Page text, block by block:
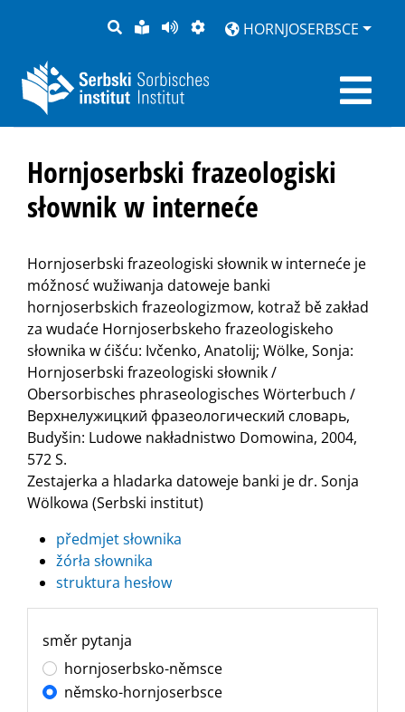
PYTANJE
LOCHKA
RĚČ
STRONU
PŘEDČITAĆ
ZWOBRAZNJENJE
HORNJOSERBSCE
Hornjoserbski frazeologiski
słownik w interneće
Hornjoserbski frazeologiski słownik w interneće je
móžnosć wužiwanja datoweje banki
hornjoserbskich frazeologizmow, kotraž bě zakład
za wudaće Hornjoserbskeho frazeologiskeho
słownika w ćišću: Ivčenko, Anatolij; Wölke, Sonja:
Hornjoserbski frazeologiski słownik /
Obersorbisches phraseologisches Wörterbuch /
Верхнелужицкий фразеологический словарь,
Budyšin: Ludowe nakładnistwo Domowina, 2004,
572 S.
Zestajerka a hladarka datoweje banki je dr. Sonja
Wölkowa (Serbski institut)
předmjet słownika
žórła słownika
struktura hesłow
směr pytanja
hornjoserbsko-němsce
němsko-hornjoserbsce